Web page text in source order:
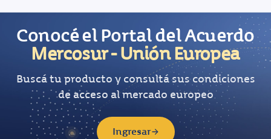
Conocé el Portal del Acuerdo
Mercosur - Unión Europea
Buscá tu producto y consultá sus condiciones
de acceso al mercado europeo
Ingresar